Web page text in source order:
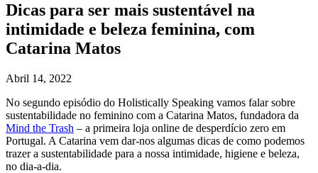
Dicas para ser mais sustentável na
intimidade e beleza feminina, com
Catarina Matos
Abril 14, 2022
No segundo episódio do Holistically Speaking vamos falar sobre
sustentabilidade no feminino com a Catarina Matos, fundadora da
Mind the Trash – a primeira loja online de desperdício zero em
Portugal. A Catarina vem dar-nos algumas dicas de como podemos
trazer a sustentabilidade para a nossa intimidade, higiene e beleza,
no dia-a-dia.